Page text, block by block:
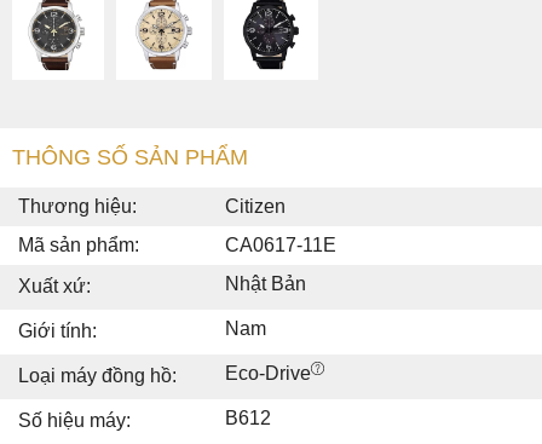
THÔNG SỐ SẢN PHẨM
Thương hiệu:
Citizen
Mã sản phẩm:
CA0617-11E
Xuất xứ:
Nhật Bản
Giới tính: Nam
Loại máy đồng hồ: Eco-Drive
Số hiệu máy: B612